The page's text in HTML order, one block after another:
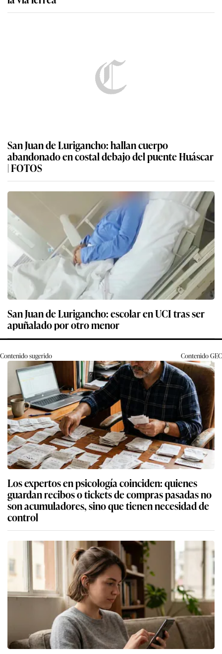
San Juan de Lurigancho: hallan cuerpo
abandonado en costal debajo del puente Huáscar
| FOTOS
San Juan de Lurigancho: escolar en UCI tras ser
apuñalado por otro menor
Contenido sugerido ContenidoGEC
Los expertos en psicología coinciden: quienes
guardan recibos o tickets de compras pasadas no
son acumuladores, sino que tienen necesidad de
control